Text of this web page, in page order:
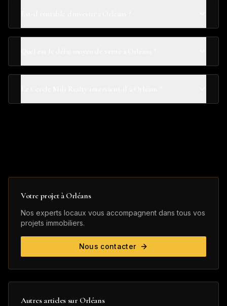
Votre projet à Orléans
Nos experts locaux vous accompagnent dans tous vos
projets immobiliers.
Nous contacter
Autres articles sur Orléans